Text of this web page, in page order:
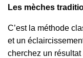
Les mèches
C’est la méthode
et un
cherchez un